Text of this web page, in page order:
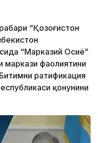
“Қозоғистон
“Марказий Осиё”
маркази фаолиятини
ратификация
қонунини